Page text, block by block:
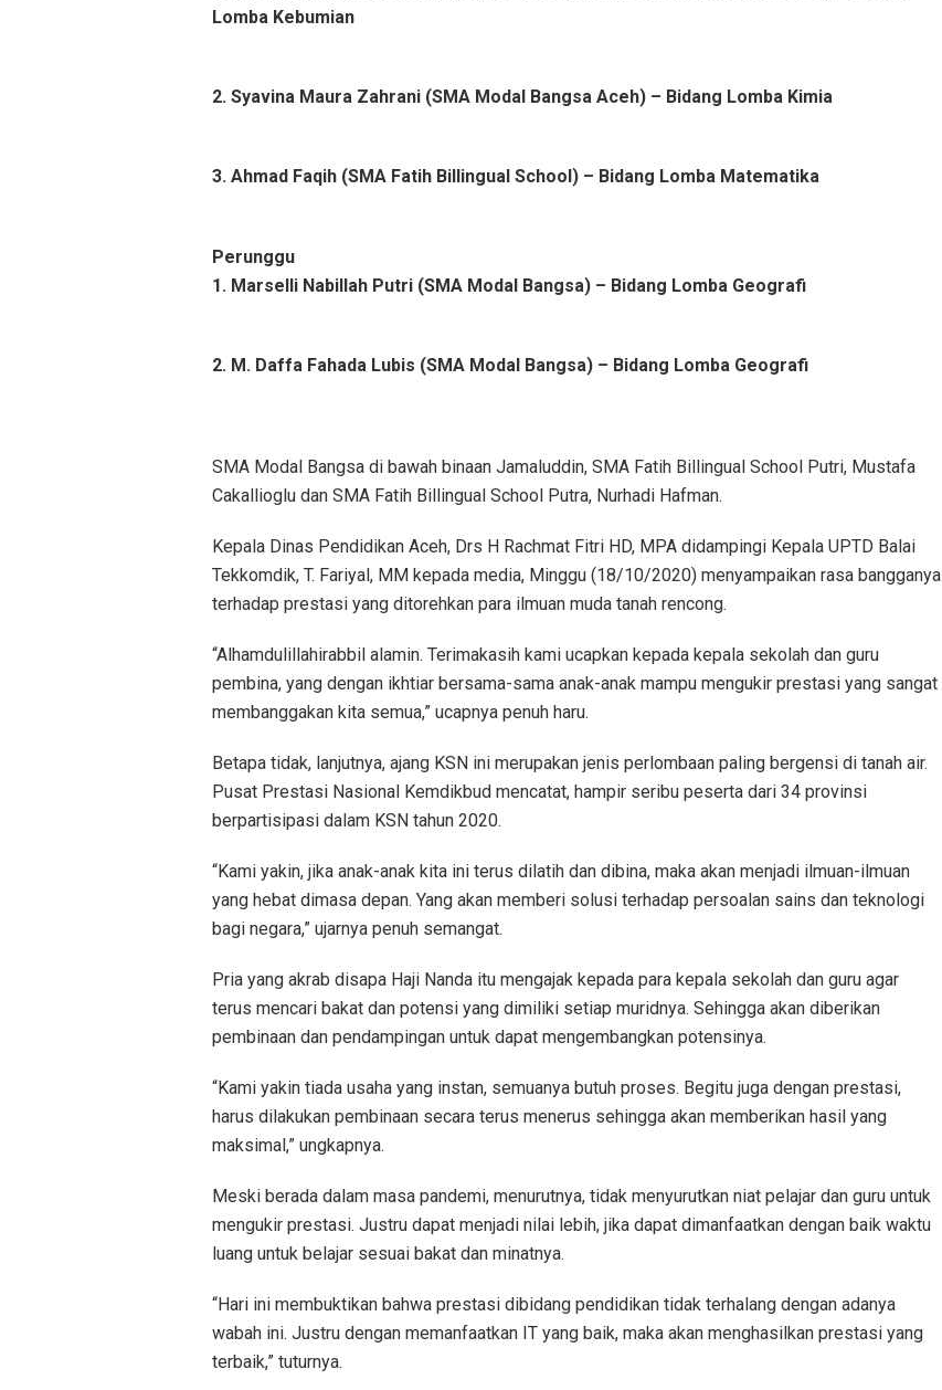
Lomba Kebumian
2. Syavina Maura Zahrani (SMA Modal Bangsa Aceh) – Bidang Lomba Kimia
3. Ahmad Faqih (SMA Fatih Billingual School) – Bidang Lomba Matematika
Perunggu
1. Marselli Nabillah Putri (SMA Modal Bangsa) – Bidang Lomba Geografi
2. M. Daffa Fahada Lubis (SMA Modal Bangsa) – Bidang Lomba Geografi
SMA Modal Bangsa di bawah binaan Jamaluddin, SMA Fatih Billingual School Putri, Mustafa
Cakallioglu dan SMA Fatih Billingual School Putra, Nurhadi Hafman.
Kepala Dinas Pendidikan Aceh, Drs H Rachmat Fitri HD, MPA didampingi Kepala UPTD Balai
Tekkomdik, T. Fariyal, MM kepada media, Minggu (18/10/2020) menyampaikan rasa bangganya
terhadap prestasi yang ditorehkan para ilmuan muda tanah rencong.
“Alhamdulillahirabbil alamin. Terimakasih kami ucapkan kepada kepala sekolah dan guru
pembina, yang dengan ikhtiar bersama-sama anak-anak mampu mengukir prestasi yang sangat
membanggakan kita semua,” ucapnya penuh haru.
Betapa tidak, lanjutnya, ajang KSN ini merupakan jenis perlombaan paling bergensi di tanah air.
Pusat Prestasi Nasional Kemdikbud mencatat, hampir seribu peserta dari 34 provinsi
berpartisipasi dalam KSN tahun 2020.
“Kami yakin, jika anak-anak kita ini terus dilatih dan dibina, maka akan menjadi ilmuan-ilmuan
yang hebat dimasa depan. Yang akan memberi solusi terhadap persoalan sains dan teknologi
bagi negara,” ujarnya penuh semangat.
Pria yang akrab disapa Haji Nanda itu mengajak kepada para kepala sekolah dan guru agar
terus mencari bakat dan potensi yang dimiliki setiap muridnya. Sehingga akan diberikan
pembinaan dan pendampingan untuk dapat mengembangkan potensinya.
“Kami yakin tiada usaha yang instan, semuanya butuh proses. Begitu juga dengan prestasi,
harus dilakukan pembinaan secara terus menerus sehingga akan memberikan hasil yang
maksimal,” ungkapnya.
Meski berada dalam masa pandemi, menurutnya, tidak menyurutkan niat pelajar dan guru untuk
mengukir prestasi. Justru dapat menjadi nilai lebih, jika dapat dimanfaatkan dengan baik waktu
luang untuk belajar sesuai bakat dan minatnya.
“Hari ini membuktikan bahwa prestasi dibidang pendidikan tidak terhalang dengan adanya
wabah ini. Justru dengan memanfaatkan IT yang baik, maka akan menghasilkan prestasi yang
terbaik,” tuturnya.